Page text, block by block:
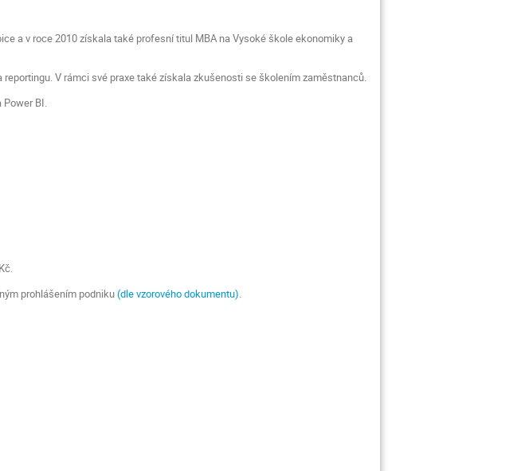
a v roce 2010 získala také profesní titul MBA na Vysoké škole ekonomiky a
V rámci své praxe také získala zkušenosti se školením zaměstnanců.
Power BI.
prohlášením podniku(dle vzorového dokumentu)